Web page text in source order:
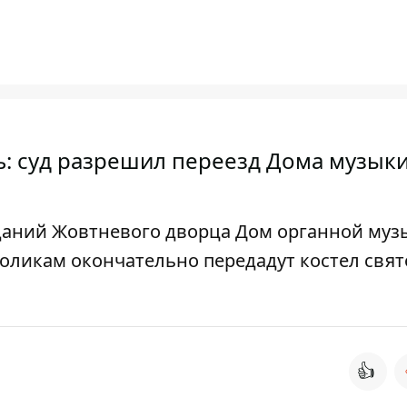
суд разрешил переезд Дома
Жовтневого дворца Дом органной
окончательно передадут костел
👍